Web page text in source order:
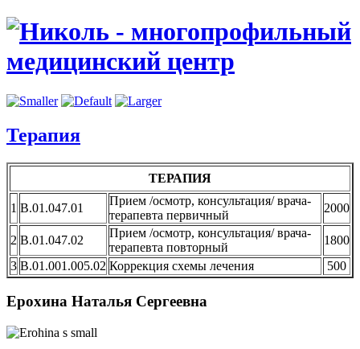
Терапия
ТЕРАПИЯ
1 В.01.047.01
Прием /осмотр, консультация/ врача-
терапевта первичный
2000
2 В.01.047.02
Прием /осмотр, консультация/ врача-
терапевта повторный
1800
3 В.01.001.005.02 Коррекция схемы лечения 500
Ерохина Наталья Сергеевна